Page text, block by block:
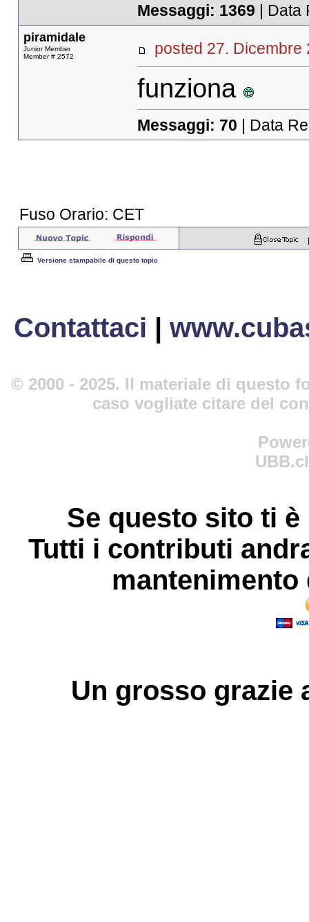
Messaggi: 1369 | Data
piramidale
Junior Member
Member # 2572
posted 27.
funziona
Messaggi: 70 | Data
Fuso Orario: CET
Versione stampabile di questo topic
Contattaci |
© 2000 - 2025. Il materiale di questo
caso vogliate citare del
Se questo sito ti
Tutti i contributi
Un grosso grazie